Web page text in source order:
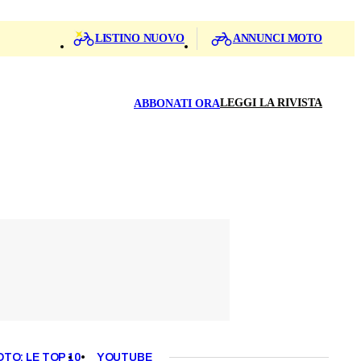
LISTINO NUOVO ANNUNCI MOTO
ABBONATI ORALEGGI LA RIVISTA
LE TOP 10 YOUTUBE